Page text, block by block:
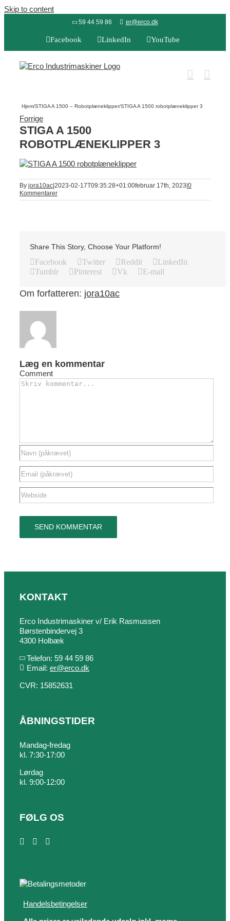
Skip to content
59 44 59 86 er@erco.dk
Facebook LinkedIn YouTube
Hjem/STIGA A 1500 – Robotplæneklipper/STIGA A 1500 robotplæneklipper 3
Forrige
STIGA A 1500
ROBOTPLÆNEKLIPPER 3
By jora10ac 2023-02-17T09:35:28+01:00februar 17th, 2023 0
Kommentarer
Share This Story, Choose Your Platform!
Facebook Twitter Reddit
LinkedIn
Tumblr
Pinterest Vk E-mail
Om forfatteren: jora10ac
Læg en kommentar
Comment
KONTAKT
Erco Industrimaskiner v/ Erik Rasmussen
Børstenbindervej 3
4300 Holbæk
Telefon: 59 44 59 86
Email: er@erco.dk
CVR: 15852631
ÅBNINGSTIDER
Mandag-fredag
kl. 7:30-17:00
Lørdag
kl. 9:00-12:00
FØLG OS
Handelsbetingelser